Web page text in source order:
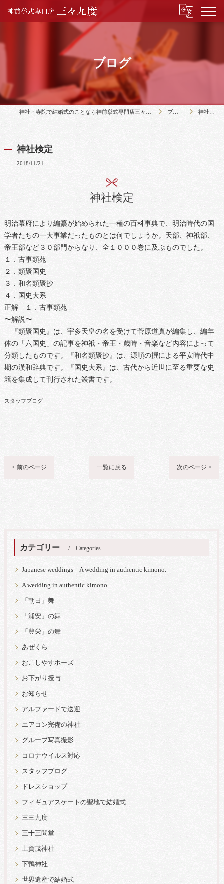
ブログ
ブログ 神社検定
神社検定
2018/11/21
神社検定
明治幕府により編纂が始められた一種の百科事典で、明治時代の国
学者たちの一大事業だったものとは何でしょうか。天部、神祇部、
帝王部など３０部門からなり、全１０００巻に及ぶものでした。
１．古事類苑
２．類聚国史
３．和名類聚抄
４．国史大系
正解 １．古事類苑
〜解説〜
『類聚国史』は、宇多天皇の名を受けて菅原道真が編集し、編年
体の「六国史」の記事を神祇・帝王・歳時・音楽など内容によって
分類したものです。『和名類聚抄』は、源順の撰による平安時代中
期の漢和辞典です。『国史大系』は、古代から近世に至る重要な史
籍を集成して刊行された叢書です。
スタッフブログ
< 前のページ 一覧に戻る 次のページ >
カテゴリー Categories
Japanese weddings A wedding in authentic kimono.
A wedding in authentic kimono.
「朝日」舞
「浦安」の舞
「豊栄」の舞
あぜくら
おこしやすポーズ
お下がり授与
お知らせ
アルファードで送迎
エアコン完備の神社
グループ写真撮影
コロナウイルス対応
スタッフブログ
ドレスショップ
フィギュアスケートの聖地で結婚式
三三九度
三十三間堂
上賀茂神社
下鴨神社
世界遺産で結婚式